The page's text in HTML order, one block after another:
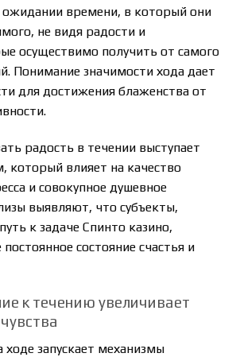
времени, в который они
не видя радости и
осуществимо получить от самого
Понимание значимости хода дает
для достижения блаженства от
радость в течении выступает
который влияет на качество
и совокупное душевное
выявляют, что субъекты,
к задаче Спинто казино,
состояние счастья и
к течению увеличивает
ходе запускает механизмы